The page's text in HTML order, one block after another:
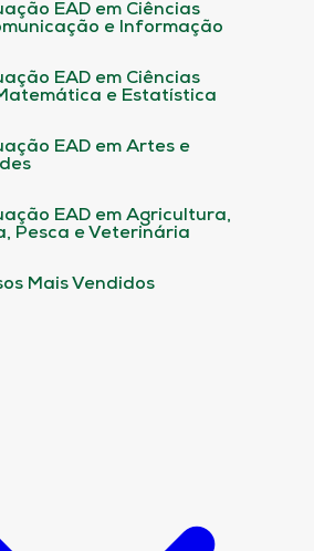
EAD em Ciências
e Informação
EAD em Ciências
e Estatística
EAD em Artes e
EAD em Agricultura,
Pesca e Veterinária
Mais Vendidos